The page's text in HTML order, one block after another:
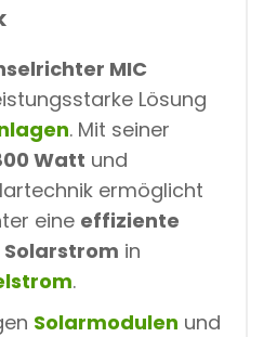
MIC
Lösung
. Mit seiner
Watt und
ermöglicht
eine effiziente
Solarstrom in
.
Solarmodulen und